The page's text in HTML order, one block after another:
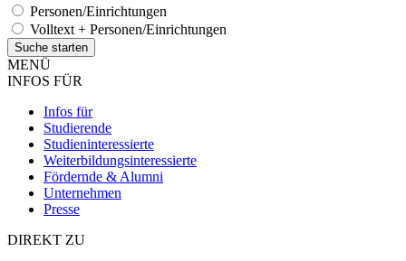
Personen/Einrichtungen
Volltext + Personen/Einrichtungen
MENÜ
INFOS FÜR
Infos für
Studierende
Studieninteressierte
Weiterbildungsinteressierte
Fördernde & Alumni
Unternehmen
Presse
DIREKT ZU